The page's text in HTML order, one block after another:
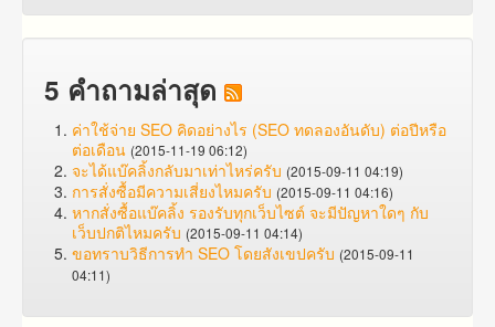
5 คำถามล่าสุด
ค่าใช้จ่าย SEO คิดอย่างไร (SEO ทดลองอันดับ) ต่อปีหรือ
ต่อเดือน (2015-11-19 06:12)
จะได้แบ๊คลิ้งกลับมาเท่าไหร่ครับ (2015-09-11 04:19)
การสั่งซื้อมีความเสี่ยงไหมครับ (2015-09-11 04:16)
หากสั่งซื้อแบ๊คลิ้ง รองรับทุกเว็บไซต์ จะมีปัญหาใดๆ กับ
เว็บปกติไหมครับ (2015-09-11 04:14)
ขอทราบวิธีการทำ SEO โดยสังเขปครับ (2015-09-11
04:11)